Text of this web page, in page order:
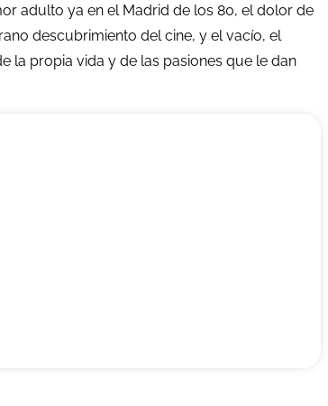
adulto ya en el Madrid de los 80, el dolor de
descubrimiento del cine, y el vacío, el
la propia vida y de las pasiones que le dan